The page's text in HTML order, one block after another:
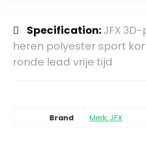
Specification:JFX
heren polyester sport
ronde lead vrije tijd
Brand Merk: JFX